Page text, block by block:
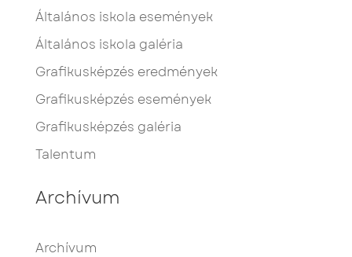
Általános iskola események
Általános iskola galéria
Grafikusképzés eredmények
Grafikusképzés események
Grafikusképzés galéria
Talentum
Archívum
Archívum